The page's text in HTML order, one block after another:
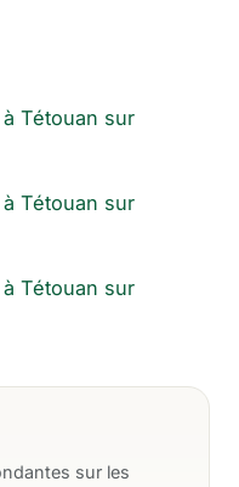
Tétouan sur
Tétouan sur
Tétouan sur
sur les